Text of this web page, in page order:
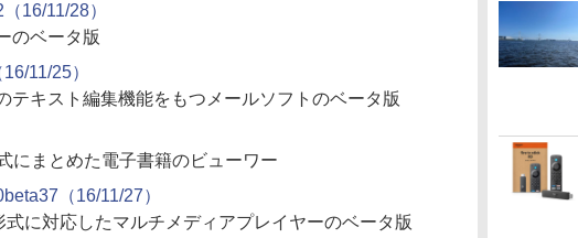
16/11/28）
のベータ版
11/25）
テキスト編集機能をもつメールソフトのベータ版
にまとめた電子書籍のビューワー
（16/11/27）
に対応したマルチメディアプレイヤーのベータ版